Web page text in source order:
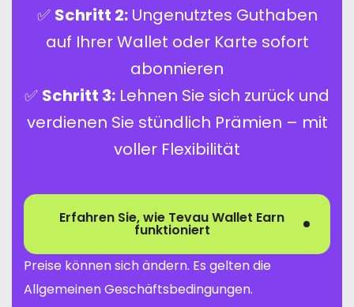
✅ Schritt 2:Ungenutztes Guthaben
auf Ihrer Wallet oder Karte sofort
abonnieren
✅ Schritt 3: Lehnen Sie sich zurück und
verdienen Sie stündlich Prämien – mit
voller Flexibilität
Erfahren Sie, wie Tevau Wallet Earn
funktioniert
Preise können sich ändern. Es gelten die
Allgemeinen Geschäftsbedingungen.